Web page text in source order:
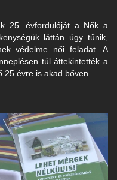
25. évfordulóját a Nők a
láttán úgy tűnik,
védelme női feladat. A
túl áttekintették a
évre is akad bőven.